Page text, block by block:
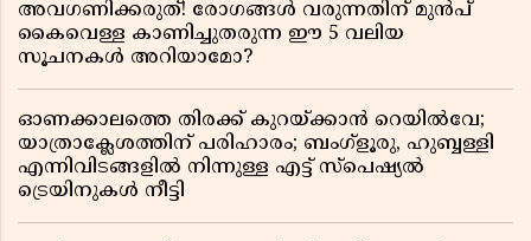
അവഗണിക്കരുത്! രോഗങ്ങൾ വരുന്നതിന് മുൻപ്
കൈവെള്ള കാണിച്ചുതരുന്ന ഈ 5 വലിയ
സൂചനകൾ അറിയാമോ?
ഓണക്കാലത്തെ തിരക്ക് കുറയ്ക്കാൻ റെയിൽവേ;
യാത്രാക്ലേശത്തിന് പരിഹാരം; ബംഗ്ളൂരു, ഹുബ്ബള്ളി
എന്നിവിടങ്ങളിൽ നിന്നുള്ള എട്ട് സ്പെഷ്യൽ
ട്രെയിനുകൾ നീട്ടി